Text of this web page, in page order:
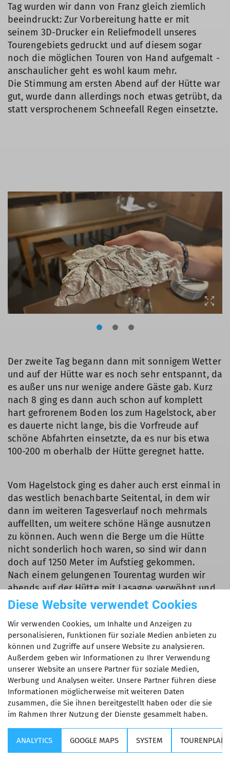
Tag wurden wir dann von Franz gleich ziemlich
beeindruckt: Zur Vorbereitung hatte er mit
seinem 3D-Drucker ein Reliefmodell unseres
Tourengebiets gedruckt und auf diesem sogar
noch die möglichen Touren von Hand aufgemalt -
anschaulicher geht es wohl kaum mehr.
Die Stimmung am ersten Abend auf der Hütte war
gut, wurde dann allerdings noch etwas getrübt, da
statt versprochenem Schneefall Regen einsetzte.
Der zweite Tag begann dann mit sonnigem Wetter
und auf der Hütte war es noch sehr entspannt, da
es außer uns nur wenige andere Gäste gab. Kurz
nach 8 ging es dann auch schon auf komplett
hart gefrorenem Boden los zum Hagelstock, aber
es dauerte nicht lange, bis die Vorfreude auf
schöne Abfahrten einsetzte, da es nur bis etwa
100-200 m oberhalb der Hütte geregnet hatte.
Vom Hagelstock ging es daher auch erst einmal in
das westlich benachbarte Seitental, in dem wir
dann im weiteren Tagesverlauf noch mehrmals
auffellten, um weitere schöne Hänge ausnutzen
zu können. Auch wenn die Berge um die Hütte
nicht sonderlich hoch waren, so sind wir dann
doch auf 1250 Meter im Aufstieg gekommen.
Nach einem gelungenen Tourentag wurden wir
abends auf der Hütte mit Lasagne verwöhnt und
es wurde der ein oder andere Hornochse gekürt
Leider gab es in der Nacht dann doch schon
wieder etwas Regen und auch starken Wind, aber
das kannten wir ja mittlerweile schon.
Am nächsten Morgen war die Freude dann auch
groß, da wir schon am Ausgang der Hütte von
etwas Pulverschnee begrüßt wurden. Im Aufstieg
leichtem Schneefall und unangenehmen Wind
begleitet, aber hier war ab Mittag Besserung
Diese Website verwendet Cookies
Wir verwenden Cookies, um Inhalte und Anzeigen zu
personalisieren, Funktionen für soziale Medien anbieten zu
können und Zugriffe auf unsere Website zu analysieren.
Außerdem geben wir Informationen zu Ihrer Verwendung
unserer Website an unsere Partner für soziale Medien,
Werbung und Analysen weiter. Unsere Partner führen diese
Informationen möglicherweise mit weiteren Daten
zusammen, die Sie ihnen bereitgestellt haben oder die sie
im Rahmen Ihrer Nutzung der Dienste gesammelt haben.
ANALYTICS GOOGLE MAPS SYSTEM